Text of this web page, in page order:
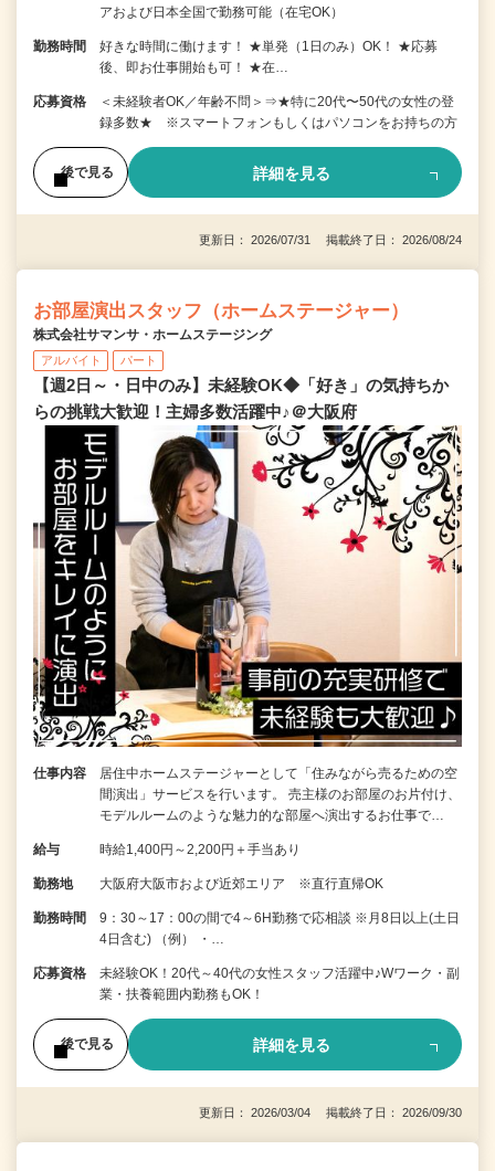
アおよび日本全国で勤務可能（在宅OK）
勤務時間
好きな時間に働けます！ ★単発（1日のみ）OK！ ★応募
後、即お仕事開始も可！ ★在…
応募資格
＜未経験者OK／年齢不問＞⇒★特に20代〜50代の女性の登
録多数★ ※スマートフォンもしくはパソコンをお持ちの方
後で見る 詳細を見る
更新日： 2026/07/31 掲載終了日： 2026/08/24
お部屋演出スタッフ（ホームステージャー）
株式会社サマンサ・ホームステージング
アルバイト パート
【週2日～・日中のみ】未経験OK◆「好き」の気持ちか
らの挑戦大歓迎！主婦多数活躍中♪＠大阪府
仕事内容
居住中ホームステージャーとして「住みながら売るための空
間演出」サービスを行います。 売主様のお部屋のお片付け、
モデルルームのような魅力的な部屋へ演出するお仕事で…
給与 時給1,400円～2,200円＋手当あり
勤務地 大阪府大阪市および近郊エリア ※直行直帰OK
勤務時間
9：30～17：00の間で4～6H勤務で応相談 ※月8日以上(土日
4日含む) （例） ・…
応募資格
未経験OK！20代～40代の女性スタッフ活躍中♪Wワーク・副
業・扶養範囲内勤務もOK！
後で見る 詳細を見る
更新日： 2026/03/04 掲載終了日： 2026/09/30